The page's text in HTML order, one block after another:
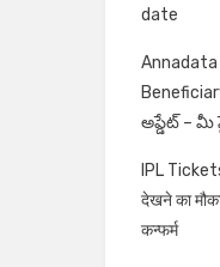
date
Annadata
అప్డేట్ – మీ
IPL
देखने का
कन्फर्म